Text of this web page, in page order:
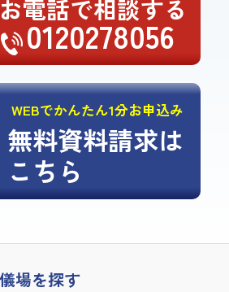
お電話で相談する
0120278056
WEBでかんたん1分お申込み
無料資料請求は
こちら
場を探す